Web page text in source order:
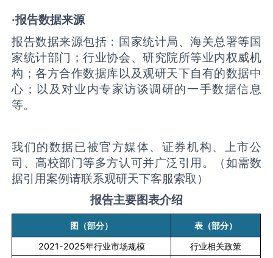
·报告数据来源
报告数据来源包括：国家统计局、海关总署等国
家统计部门；行业协会、研究院所等业内权威机
构；各方合作数据库以及观研天下自有的数据中
心；以及对业内专家访谈调研的一手数据信息
等。
我们的数据已被官方媒体、证券机构、上市公
司、高校部门等多方认可并广泛引用。（如需数
据引用案例请联系观研天下客服索取）
报告主要图表介绍
图（部分）
表（部分）
2021-2025年行业市场规模
行业相关政策